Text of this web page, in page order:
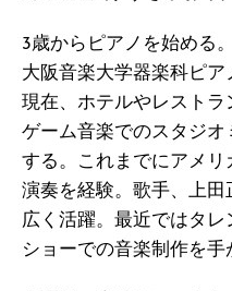
3歳からピアノを始める。
大阪音楽大学器楽科ピア
現在、ホテルやレストラ
ゲーム音楽でのスタジ
する。これまでにアメ
演奏を経験。歌手、上
広く活躍。最近ではタ
ショーでの音楽制作を手